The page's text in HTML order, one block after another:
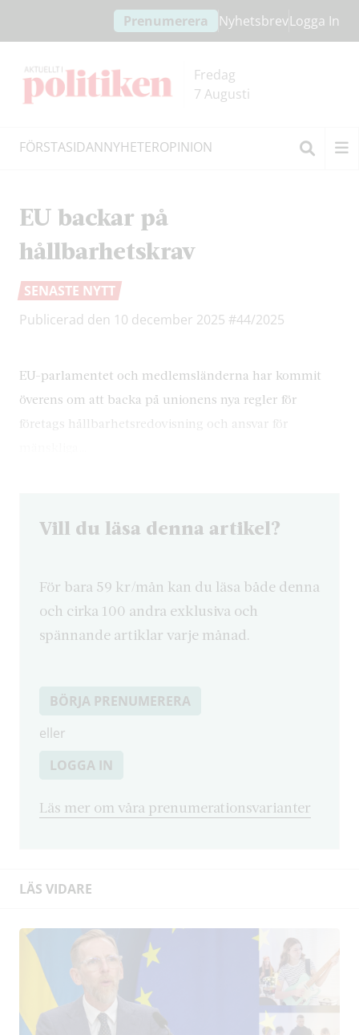
innehållet
headern
Prenumerera NyhetsbrevLogga In
Fredag
7 Augusti
FÖRSTASIDANNYHETEROPINION
EU backar på
hållbarhetskrav
SENASTE NYTT
Publicerad den 10 december 2025 #44/2025
EU-parlamentet och medlemsländerna har kommit
överens om att backa på unionens nya regler för
företags hållbarhetsredovisning och ansvar för
Vill du läsa denna artikel?
För bara 59 kr/mån kan du läsa både denna
och cirka 100 andra exklusiva och
spännande artiklar varje månad.
BÖRJA PRENUMERERA
eller
LOGGA IN
Läs mer om våra prenumerationsvarianter
LÄS VIDARE